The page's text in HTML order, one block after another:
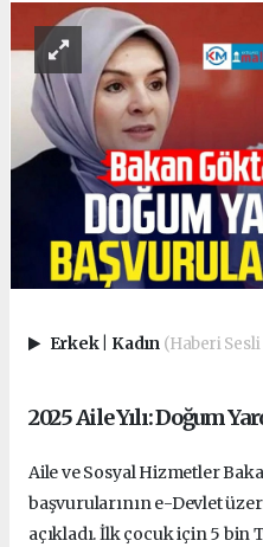
Erkek Kadın (Haberi
2025 Aile Yılı: Doğum
Aile ve Sosyal Hizmetler
başvurularının e-Devlet
açıkladı. İlk çocuk için 5 bin